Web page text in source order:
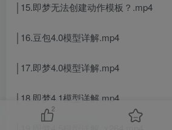
│15.即梦无法创建动作模板？.mp4
│16.豆包4.0模型详解.mp4
│17.即梦4.0模型详解.mp4
│18.即梦4.1模型详解.mp4
2